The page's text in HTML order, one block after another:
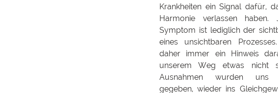
Krankheiten ein Signal dafür,
Harmonie verlassen haben.
Symptom ist lediglich der
eines unsichtbaren
daher immer ein Hinweis
unserem Weg etwas nicht
Ausnahmen wurden uns
gegeben, wieder ins